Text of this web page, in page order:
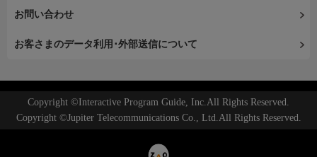
お問い合わせ
お客さまのデータ利用･外部送信について
Copyright ©Interactive Program Guide, Inc.All Rights Reserved.
Copyright ©Jupiter Telecommunications Co., Ltd.All Rights Reserved.